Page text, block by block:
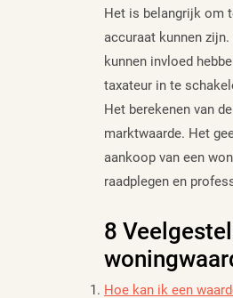
Het is belangrijk om
accuraat kunnen
kunnen invloed
taxateur in te
Het berekenen van
marktwaarde. Het
aankoop van een
raadplegen en
8
Hoe kan ik een